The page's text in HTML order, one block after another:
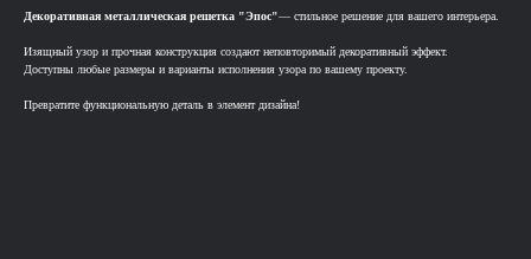
Декоративная металлическая решетка "Эпос"— стильное решение для вашего интерьера.
Изящный узор и прочная конструкция создают неповторимый декоративный эффект.
Доступны любые размеры и варианты исполнения узора по вашему проекту.
Превратите функциональную деталь в элемент дизайна!